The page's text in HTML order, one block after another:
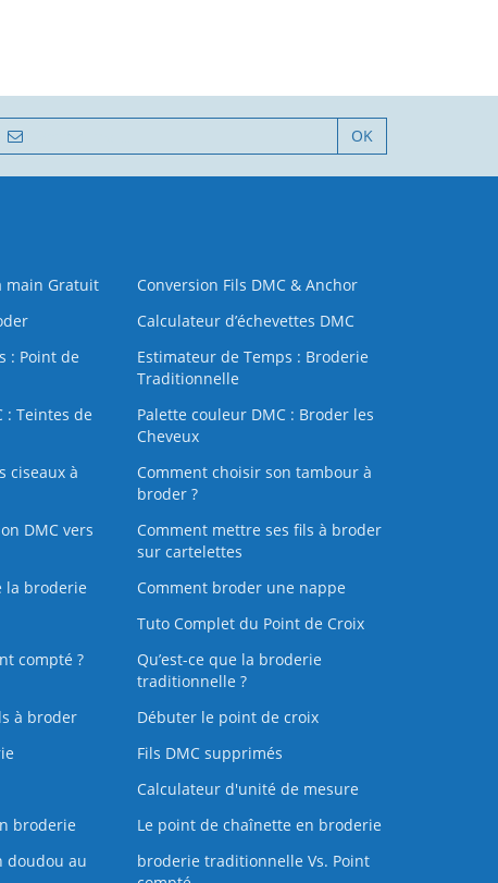
OK
main Gratuit
Conversion Fils DMC & Anchor
Calculateur d’échevettes DMC
: Point de
Estimateur de Temps : Broderie
Traditionnelle
: Teintes de
Palette couleur DMC : Broder les
Cheveux
ciseaux à
Comment choisir son tambour à
broder ?
DMC vers
Comment mettre ses fils à broder
sur cartelettes
la broderie
Comment broder une nappe
Tuto Complet du Point de Croix
compté ?
Qu’est-ce que la broderie
traditionnelle ?
à broder
Débuter le point de croix
Fils DMC supprimés
Calculateur d'unité de mesure
broderie
Le point de chaînette en broderie
doudou au
broderie traditionnelle Vs. Point